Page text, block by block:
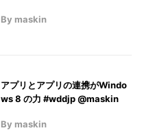
By maskin
アプリとアプリの連携がWindo
ws 8 の力 #wddjp @maskin
By maskin